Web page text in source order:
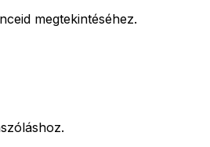
megtekintéséhez.